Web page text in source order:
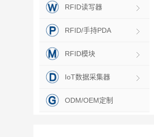
RFID读写器
RFID/手持PDA
RFID模块
IoT数据采集器
ODM/OEM定制